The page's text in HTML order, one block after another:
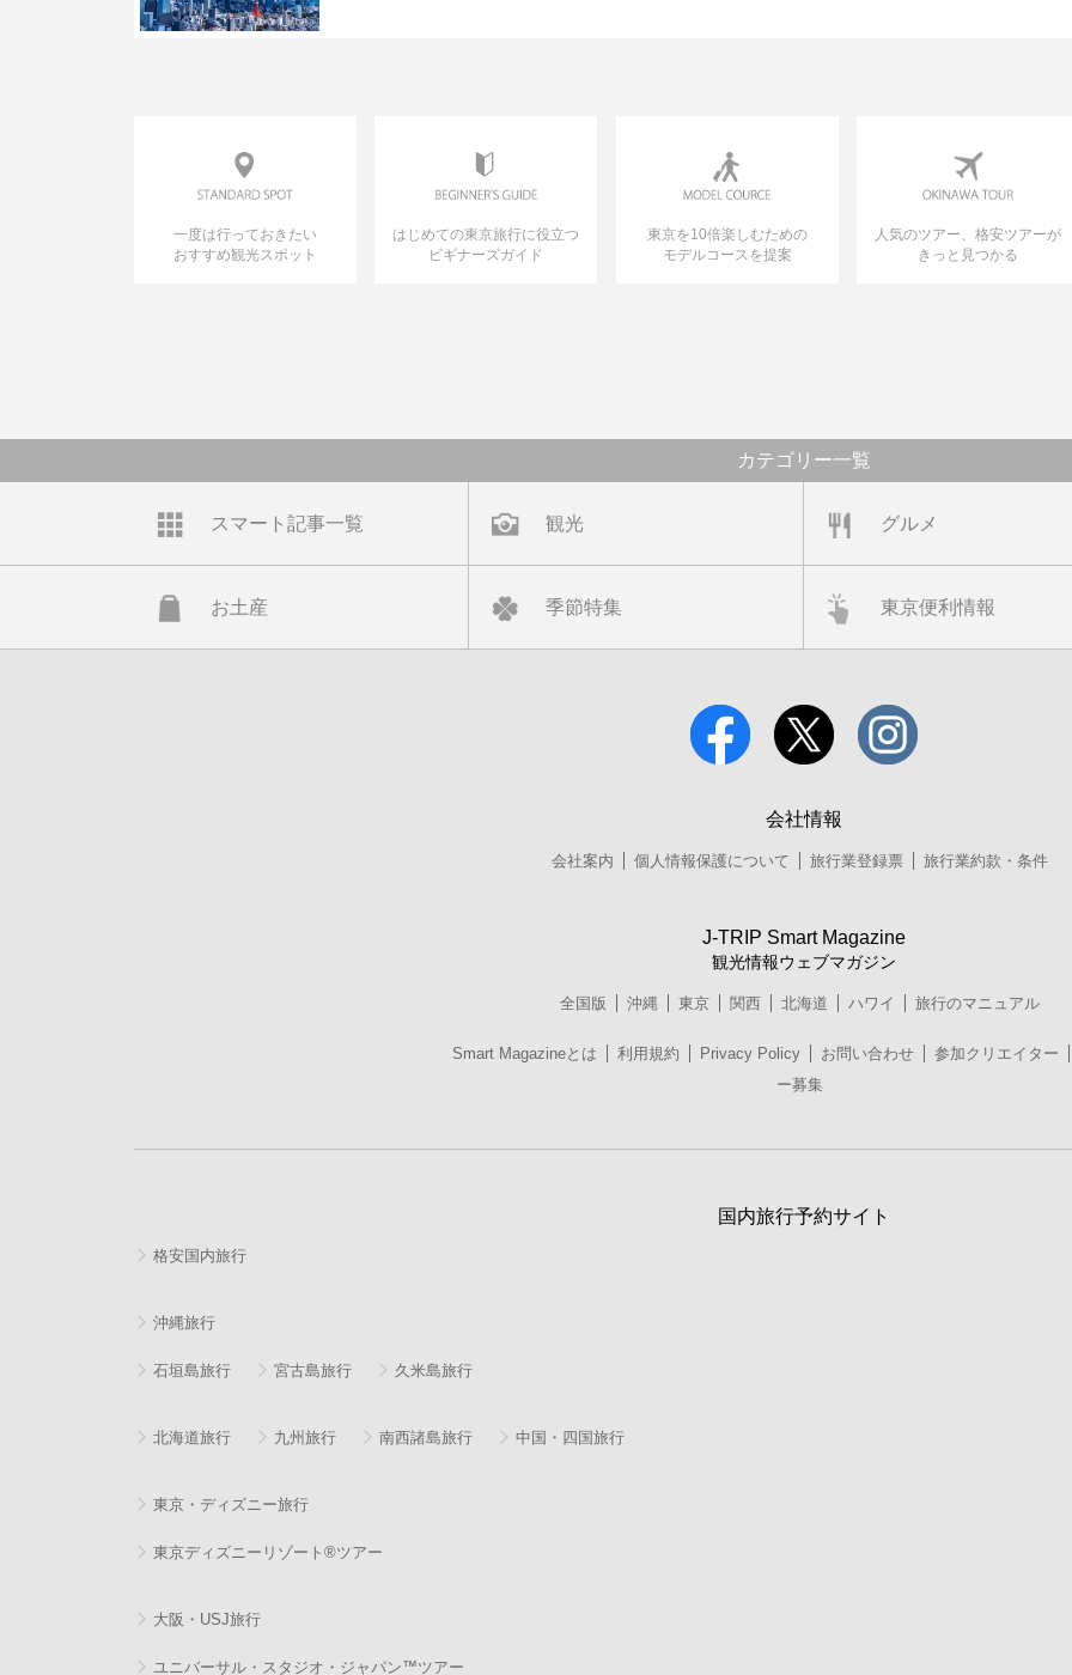
一度は行っておきたい
おすすめ観光スポット
はじめての東京旅行に役立つ
ビギナーズガイド
東京を10倍楽しむための
モデルコースを提案
人気のツアー、格安ツアーが
きっと見つかる
カテゴリー一覧
スマート記事一覧 観光 グルメ
お土産 季節特集 東京便利情報
会社情報
会社案内 個人情報保護について 旅行業登録票 旅行業約款・条件
J-TRIP Smart Magazine
観光情報ウェブマガジン
全国版 沖縄 東京 関西 北海道 ハワイ 旅行のマニュアル
Smart Magazineとは 利用規約 Privacy Policy お問い合わせ 参加クリエイター
ー募集
国内旅行予約サイト
格安国内旅行
沖縄旅行
石垣島旅行 宮古島旅行 久米島旅行
北海道旅行 九州旅行 南西諸島旅行 中国・四国旅行
東京・ディズニー旅行
東京ディズニーリゾート®ツアー
大阪・USJ旅行
ユニバーサル・スタジオ・ジャパン™ツアー